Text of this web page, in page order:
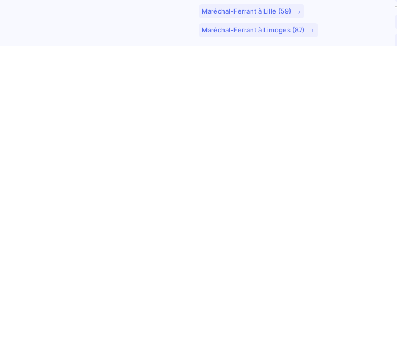
Maréchal-Ferrant à Lille (59)
Maréchal-Ferrant à Limoges (87)